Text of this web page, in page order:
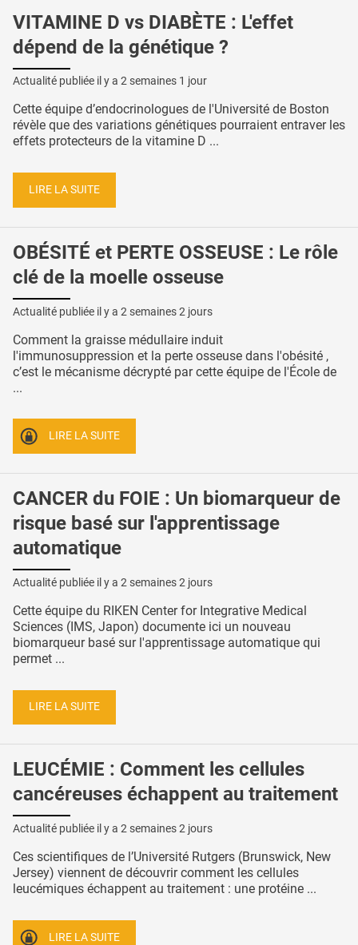
VITAMINE D vs DIABÈTE : L'effet
dépend de la génétique ?
Actualité publiée il y a 2 semaines 1 jour
Cette équipe d’endocrinologues de l'Université de Boston
révèle que des variations génétiques pourraient entraver les
effets protecteurs de la vitamine D ...
LIRE LA SUITE
OBÉSITÉ et PERTE OSSEUSE : Le rôle
clé de la moelle osseuse
Actualité publiée il y a 2 semaines 2 jours
Comment la graisse médullaire induit
l'immunosuppression et la perte osseuse dans l'obésité ,
c’est le mécanisme décrypté par cette équipe de l'École de
...
LIRE LA SUITE
CANCER du FOIE : Un biomarqueur de
risque basé sur l'apprentissage
automatique
Actualité publiée il y a 2 semaines 2 jours
Cette équipe du RIKEN Center for Integrative Medical
Sciences (IMS, Japon) documente ici un nouveau
biomarqueur basé sur l'apprentissage automatique qui
permet ...
LIRE LA SUITE
LEUCÉMIE : Comment les cellules
cancéreuses échappent au traitement
Actualité publiée il y a 2 semaines 2 jours
Ces scientifiques de l’Université Rutgers (Brunswick, New
Jersey) viennent de découvrir comment les cellules
leucémiques échappent au traitement : une protéine ...
LIRE LA SUITE